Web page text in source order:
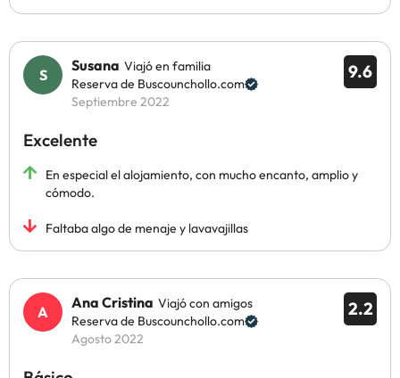
9.6
Susana Viajó en familia
Reserva de Buscounchollo.com
Septiembre 2022
Excelente
En especial el alojamiento, con mucho encanto, amplio y
cómodo.
Faltaba algo de menaje y lavavajillas
2.2
Ana Cristina Viajó con amigos
Reserva de Buscounchollo.com
Agosto 2022